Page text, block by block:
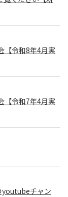
【令和8年4月実
【令和7年4月実
youtubeチャン